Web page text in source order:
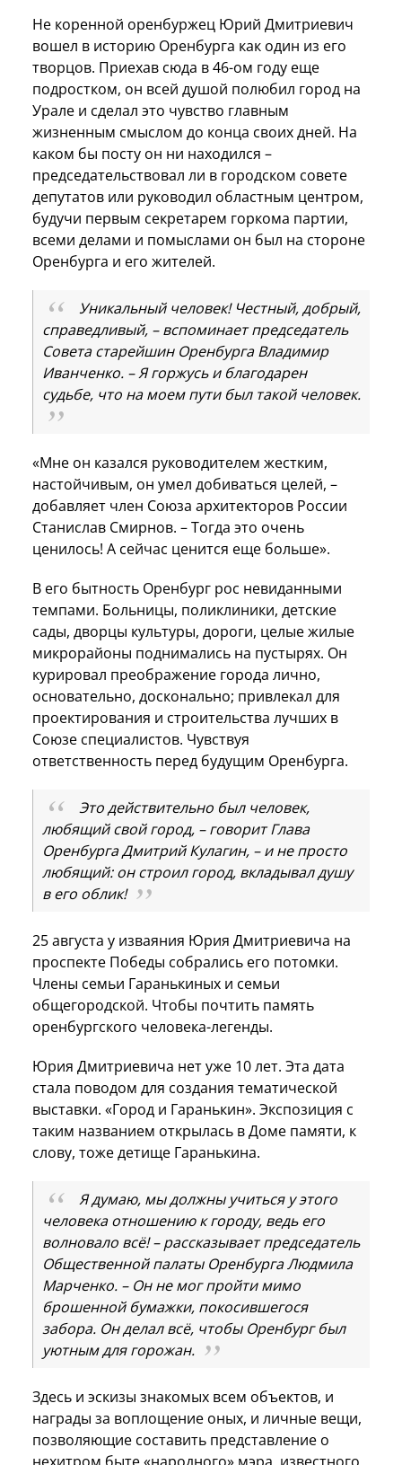
Не коренной оренбуржец Юрий Дмитриевич
вошел в историю Оренбурга как один из его
творцов. Приехав сюда в 46-ом году еще
подростком, он всей душой полюбил город на
Урале и сделал это чувство главным
жизненным смыслом до конца своих дней. На
каком бы посту он ни находился –
председательствовал ли в городском совете
депутатов или руководил областным центром,
будучи первым секретарем горкома партии,
всеми делами и помыслами он был на стороне
Оренбурга и его жителей.
Уникальный человек! Честный, добрый,
справедливый, – вспоминает председатель
Совета старейшин Оренбурга Владимир
Иванченко. – Я горжусь и благодарен
судьбе, что на моем пути был такой человек.
«Мне он казался руководителем жестким,
настойчивым, он умел добиваться целей, –
добавляет член Союза архитекторов России
Станислав Смирнов. – Тогда это очень
ценилось! А сейчас ценится еще больше».
В его бытность Оренбург рос невиданными
темпами. Больницы, поликлиники, детские
сады, дворцы культуры, дороги, целые жилые
микрорайоны поднимались на пустырях. Он
курировал преображение города лично,
основательно, досконально; привлекал для
проектирования и строительства лучших в
Союзе специалистов. Чувствуя
ответственность перед будущим Оренбурга.
Это действительно был человек,
любящий свой город, – говорит Глава
Оренбурга Дмитрий Кулагин, – и не просто
любящий: он строил город, вкладывал душу
в его облик!
25 августа у изваяния Юрия Дмитриевича на
проспекте Победы собрались его потомки.
Члены семьи Гаранькиных и семьи
общегородской. Чтобы почтить память
оренбургского человека-легенды.
Юрия Дмитриевича нет уже 10 лет. Эта дата
стала поводом для создания тематической
выставки. «Город и Гаранькин». Экспозиция с
таким названием открылась в Доме памяти, к
слову, тоже детище Гаранькина.
Я думаю, мы должны учиться у этого
человека отношению к городу, ведь его
волновало всё! – рассказывает председатель
Общественной палаты Оренбурга Людмила
Марченко. – Он не мог пройти мимо
брошенной бумажки, покосившегося
забора. Он делал всё, чтобы Оренбург был
уютным для горожан.
Здесь и эскизы знакомых всем объектов, и
награды за воплощение оных, и личные вещи,
позволяющие составить представление о